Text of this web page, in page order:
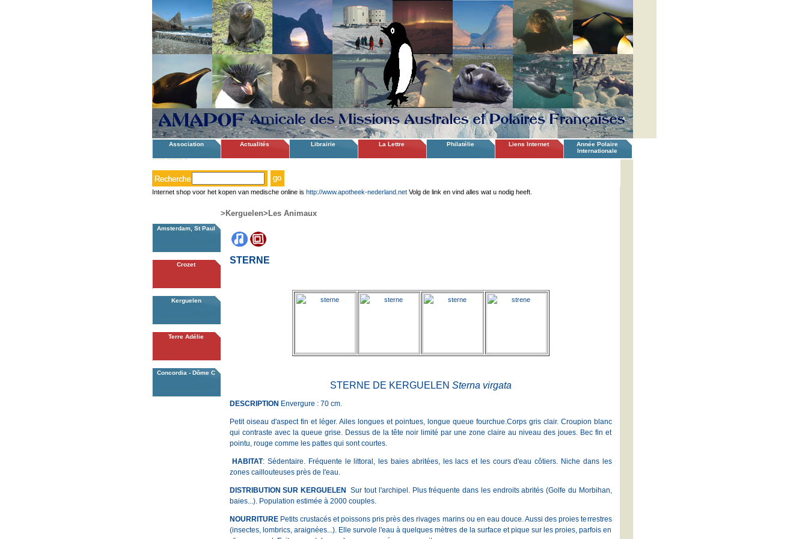
Association Actualités Librairie La Lettre Philatélie Liens Internet
Année Polaire
Internationale
Internet shop voor het kopen van medische online is http://www.apotheek-nederland.netVolg de link en vind alles wat u nodig heeft.
>Kerguelen>Les Animaux
STERNE
STERNE DE KERGUELEN Sterna virgata
DESCRIPTION Envergure : 70 cm.
Petit oiseau d'aspect fin et léger. Ailes longues et pointues, longue queue fourchue.Corps gris clair. Croupion blanc
qui contraste avec la queue grise. Dessus de la tête noir limité par une zone claire au niveau des joues. Bec fin et
pointu, rouge comme les pattes qui sont courtes.
HABITAT: Sédentaire. Fréquente le littoral, les baies abritées, les lacs et les cours d'eau côtiers. Niche dans les
zones caillouteuses près de l'eau.
DISTRIBUTION SUR KERGUELEN
Sur tout l'archipel. Plus fréquente dans les endroits abrités (Golfe du Morbihan,
baies...). Population estimée à 2000 couples.
NOURRITUREPetits crustacés et poissons pris près des rivages marins ou en eau douce. Aussi des proies terrestres
(insectes, lombrics, araignées...). Elle survole l'eau à quelques mètres de la surface et pique sur les proies, parfois en
Amsterdam, St Paul
Crozet
Kerguelen
Terre Adélie
Concordia - Dôme C